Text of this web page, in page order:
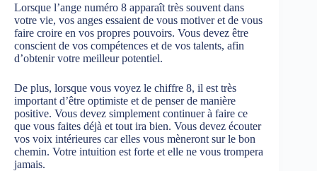
Lorsque l’ange numéro 8 apparaît très souvent dans
votre vie, vos anges essaient de vous motiver et de vous
faire croire en vos propres pouvoirs. Vous devez être
conscient de vos compétences et de vos talents, afin
d’obtenir votre meilleur potentiel.
De plus, lorsque vous voyez le chiffre 8, il est très
important d’être optimiste et de penser de manière
positive. Vous devez simplement continuer à faire ce
que vous faites déjà et tout ira bien. Vous devez écouter
vos voix intérieures car elles vous mèneront sur le bon
chemin. Votre intuition est forte et elle ne vous trompera
jamais.